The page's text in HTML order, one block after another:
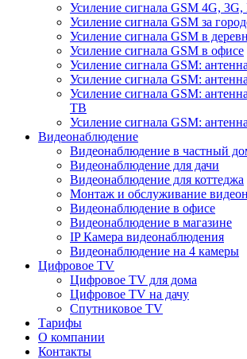
Усиление сигнала GSM 4G, 3G,
Усиление сигнала GSM за
Усиление сигнала GSM в
Усиление сигнала GSM в офисе
Усиление сигнала GSM:
Усиление сигнала GSM:
Усиление сигнала GSM:
ТВ
Усиление сигнала GSM:
Видеонаблюдение
Видеонаблюдение в частный
Видеонаблюдение для дачи
Видеонаблюдение для коттеджа
Монтаж и обслуживание
Видеонаблюдение в офисе
Видеонаблюдение в магазине
IP Камера видеонаблюдения
Видеонаблюдение на 4 камеры
Цифровое TV
Цифровое TV для дома
Цифровое TV на дачу
Спутниковое TV
Тарифы
О компании
Контакты